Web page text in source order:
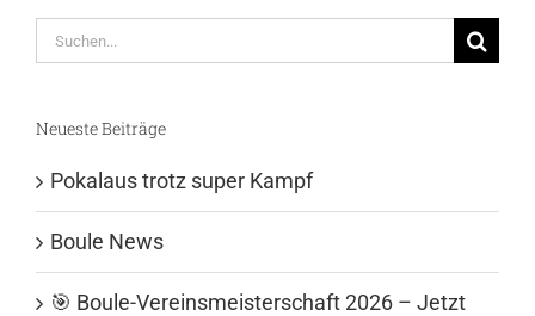
Suche
nach:
Neueste Beiträge
Pokalaus trotz super Kampf
Boule News
🎯 Boule-Vereinsmeisterschaft 2026 – Jetzt